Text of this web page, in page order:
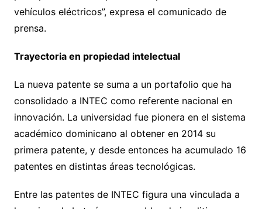
vehículos eléctricos”, expresa el comunicado de
prensa.
Trayectoria en propiedad intelectual
La nueva patente se suma a un portafolio que ha
consolidado a INTEC como referente nacional en
innovación. La universidad fue pionera en el sistema
académico dominicano al obtener en 2014 su
primera patente, y desde entonces ha acumulado 16
patentes en distintas áreas tecnológicas.
Entre las patentes de INTEC figura una vinculada a